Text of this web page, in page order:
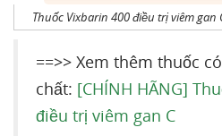
Thuốc Vixbarin 400 điều trị viêm
==>> Xem thêm thuốc
chất: [CHÍNH HÃNG]
điều trị viêm gan C